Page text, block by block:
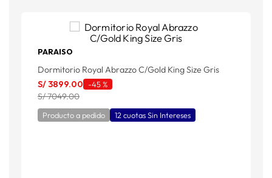
PARAISO
Dormitorio Royal Abrazzo C/Gold King Size Gris
S/3899.00 -45 %
S/ 7049.00
Producto a pedido 12 cuotas Sin Intereses